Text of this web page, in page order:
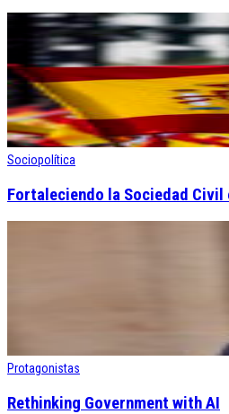
Sociopolítica
Fortaleciendo la Sociedad Civil
Protagonistas
Rethinking Government with AI